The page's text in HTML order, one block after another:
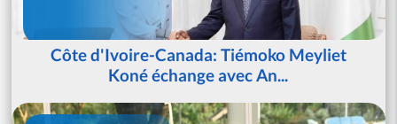
Côte d'Ivoire-Canada: Tiémoko Meyliet
Koné échange avec An...